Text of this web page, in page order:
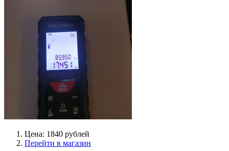
Цена: 1840 рублей
Перейти в магазин